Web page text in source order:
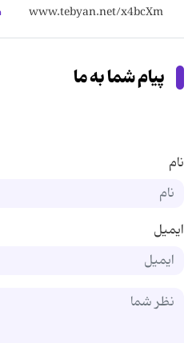
پیام شما به ما
نام
ایمیل